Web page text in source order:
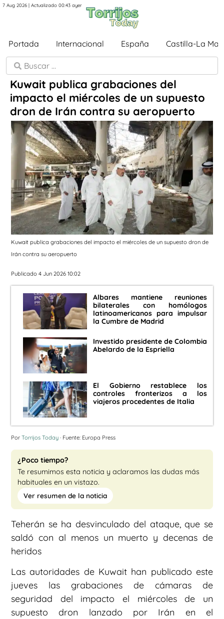
7 Aug 2026 | Actualizado 00:43 ayer
Portada Internacional España Castilla-La
Kuwait publica grabaciones del
impacto el miércoles de un supuesto
dron de Irán contra su aeropuerto
Kuwait publica grabaciones del impacto el miércoles de un supuesto dron de
Irán contra su aeropuerto
Publicado 4 Jun 2026 10:02
Albares mantiene reuniones
bilaterales con homólogos
latinoamericanos para impulsar
la Cumbre de Madrid
Investido presidente de Colombia
Abelardo de la Espriella
El Gobierno restablece los
controles fronterizos a los
viajeros procedentes de Italia
Por Torrijos Today · Fuente: Europa Press
¿Poco tiempo?
Te resumimos esta noticia y aclaramos las dudas más
habituales en un vistazo.
Ver resumen de la noticia
Teherán se ha desvinculado del ataque, que se
saldó con al menos un muerto y decenas de
heridos
Las autoridades de Kuwait han publicado este
jueves las grabaciones de cámaras de
seguridad del impacto el miércoles de un
supuesto dron lanzado por Irán en el